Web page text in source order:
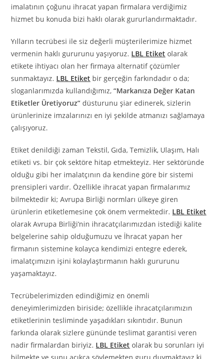
imalatının çoğunu ihracat yapan firmalara verdiğimiz
hizmet bu konuda bizi haklı olarak gururlandırmaktadır.
Yılların tecrübesi ile siz değerli müşterilerimize hizmet
vermenin haklı gururunu yaşıyoruz. LBL Etiket olarak
etikete ihtiyacı olan her firmaya alternatif çözümler
sunmaktayız. LBL Etiket bir gerçeğin farkındadır o da;
sloganlarımızda kullandığımız,“Markanıza Değer Katan
Etiketler Üretiyoruz” düsturunu şiar edinerek, sizlerin
ürünlerinize imzalarınızı en iyi şekilde atmanızı sağlamaya
çalışıyoruz.
Etiket denildiği zaman Tekstil, Gıda, Temizlik, Ulaşım, Halı
etiketi vs. bir çok sektöre hitap etmekteyiz. Her sektöründe
olduğu gibi her imalatçının da kendine göre bir sistemi
prensipleri vardır. Özellikle ihracat yapan firmalarımız
bilmektedir ki; Avrupa Birliği normları ülkeye giren
ürünlerin etiketlemesine çok önem vermektedir. LBL Etiket
olarak Avrupa Birliği’nin ihracatçılarımızdan istediği kalite
belgelerine sahip olduğumuzu ve İhracat yapan her
firmanın sistemine kolayca kendimizi entegre ederek,
imalatçımızın işini kolaylaştırmanın haklı gururunu
yaşamaktayız.
Tecrübelerimizden edindiğimiz en önemli
deneyimlerimizden biriside; özellikle ihracatçılarımızın
etiketlerinin tesliminde yaşadıkları sıkıntıdır. Bunun
farkında olarak sizlere gününde teslimat garantisi veren
nadir firmalardan biriyiz. LBL Etiket olarak bu sorunları iyi